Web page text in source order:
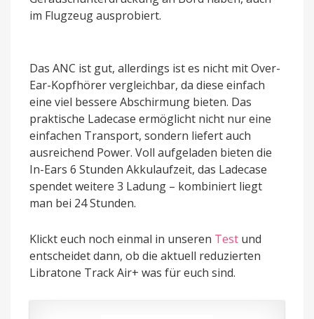
im Flugzeug ausprobiert.
Das ANC ist gut, allerdings ist es nicht mit Over-
Ear-Kopfhörer vergleichbar, da diese einfach
eine viel bessere Abschirmung bieten. Das
praktische Ladecase ermöglicht nicht nur eine
einfachen Transport, sondern liefert auch
ausreichend Power. Voll aufgeladen bieten die
In-Ears 6 Stunden Akkulaufzeit, das Ladecase
spendet weitere 3 Ladung – kombiniert liegt
man bei 24 Stunden.
Klickt euch noch einmal in unseren Test und
entscheidet dann, ob die aktuell reduzierten
Libratone Track Air+ was für euch sind.